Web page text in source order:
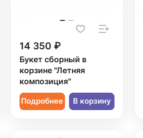
14 350 ₽
Букет сборный в
корзине "Летняя
композиция"
Подробнее В корзину